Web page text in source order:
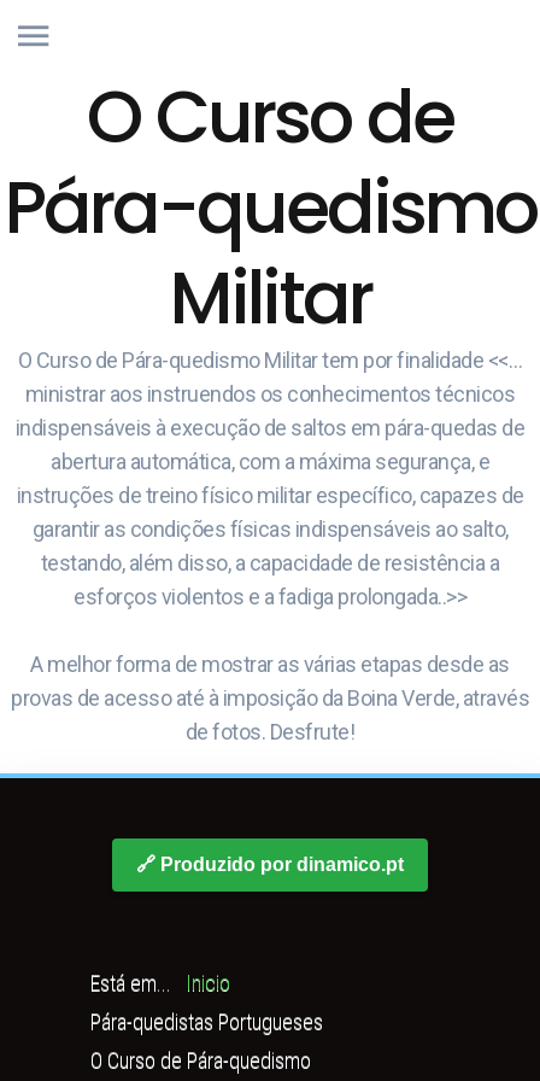
O Curso de
Pára-quedismo
Militar
O Curso de Pára-quedismo Militar tem por finalidade <<…
ministrar aos instruendos os conhecimentos técnicos
indispensáveis à execução de saltos em pára-quedas de
abertura automática, com a máxima segurança, e
instruções de treino físico militar específico, capazes de
garantir as condições físicas indispensáveis ao salto,
testando, além disso, a capacidade de resistência a
esforços violentos e a fadiga prolongada..>>
A melhor forma de mostrar as várias etapas desde as
provas de acesso até à imposição da Boina Verde, através
de fotos. Desfrute!
🔗 Produzido por dinamico.pt
Está em...
Inicio
Pára-quedistas Portugueses
O Curso de Pára-quedismo